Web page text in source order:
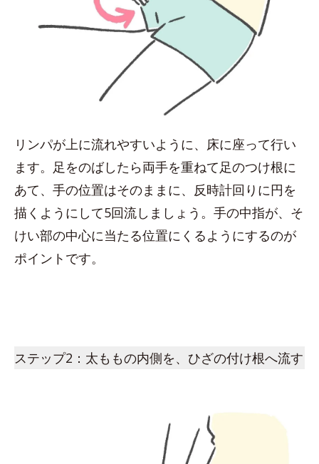
リンパが上に流れやすいように、床に座って行い
ます。足をのばしたら両手を重ねて足のつけ根に
あて、手の位置はそのままに、反時計回りに円を
描くようにして5回流しましょう。手の中指が、そ
けい部の中心に当たる位置にくるようにするのが
ポイントです。
ステップ2：太ももの内側を、ひざの付け根へ流す